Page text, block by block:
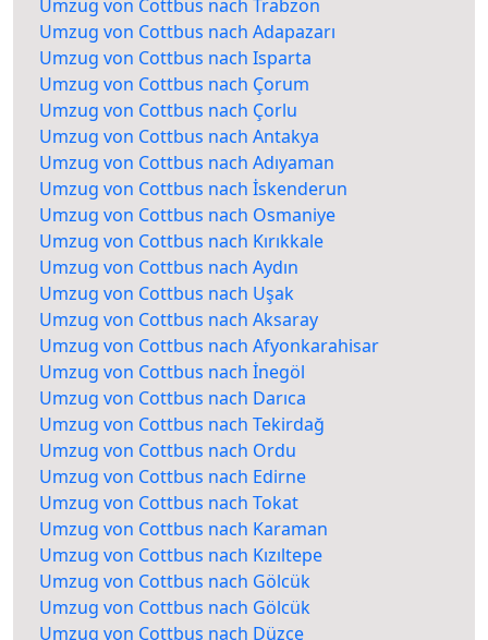
Umzug von Cottbus nach Trabzon
Umzug von Cottbus nach Adapazarı
Umzug von Cottbus nach Isparta
Umzug von Cottbus nach Çorum
Umzug von Cottbus nach Çorlu
Umzug von Cottbus nach Antakya
Umzug von Cottbus nach Adıyaman
Umzug von Cottbus nach İskenderun
Umzug von Cottbus nach Osmaniye
Umzug von Cottbus nach Kırıkkale
Umzug von Cottbus nach Aydın
Umzug von Cottbus nach Uşak
Umzug von Cottbus nach Aksaray
Umzug von Cottbus nach Afyonkarahisar
Umzug von Cottbus nach İnegöl
Umzug von Cottbus nach Darıca
Umzug von Cottbus nach Tekirdağ
Umzug von Cottbus nach Ordu
Umzug von Cottbus nach Edirne
Umzug von Cottbus nach Tokat
Umzug von Cottbus nach Karaman
Umzug von Cottbus nach Kızıltepe
Umzug von Cottbus nach Gölcük
Umzug von Cottbus nach Gölcük
Umzug von Cottbus nach Düzce